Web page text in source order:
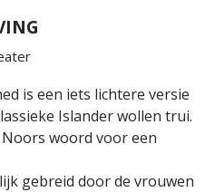
is een iets lichtere versie
Islander wollen trui.
woord voor een
gebreid door de vrouwen